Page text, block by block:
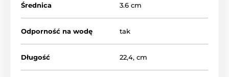
Średnica 3.6 cm
Odporność na wodę tak
Długość 22,4, cm